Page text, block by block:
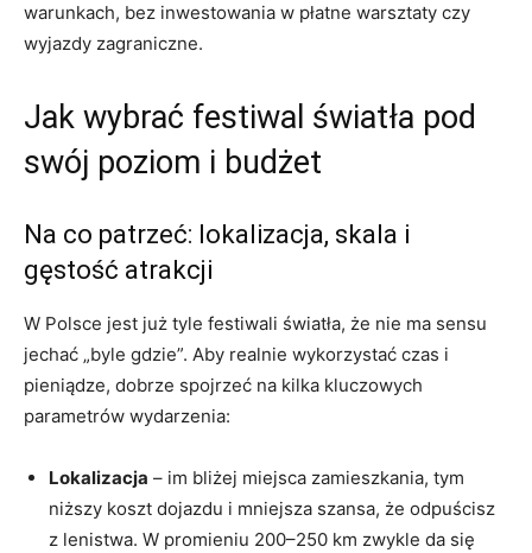
warunkach, bez inwestowania w płatne warsztaty czy
wyjazdy zagraniczne.
Jak wybrać festiwal światła pod
swój poziom i budżet
Na co patrzeć: lokalizacja, skala i
gęstość atrakcji
W Polsce jest już tyle festiwali światła, że nie ma sensu
jechać „byle gdzie”. Aby realnie wykorzystać czas i
pieniądze, dobrze spojrzeć na kilka kluczowych
parametrów wydarzenia:
Lokalizacja – im bliżej miejsca zamieszkania, tym
niższy koszt dojazdu i mniejsza szansa, że odpuścisz
z lenistwa. W promieniu 200–250 km zwykle da się